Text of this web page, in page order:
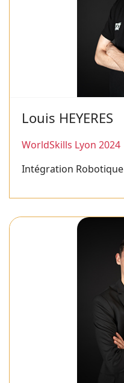
Louis HEYERES
WorldSkills Lyon 2024
Intégration Robotique